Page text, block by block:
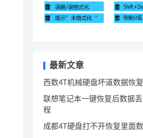
最新文章
西数4T机械硬盘坏道数据恢
联想笔记本一键恢复后数据
程
成都4T硬盘打不开恢复里面